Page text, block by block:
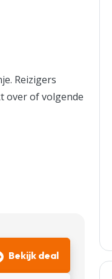
Reizigers
over of volgende
Bekijk deal